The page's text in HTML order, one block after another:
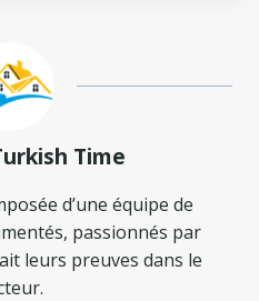
Time
d’une équipe de
passionnés par
leurs preuves dans le